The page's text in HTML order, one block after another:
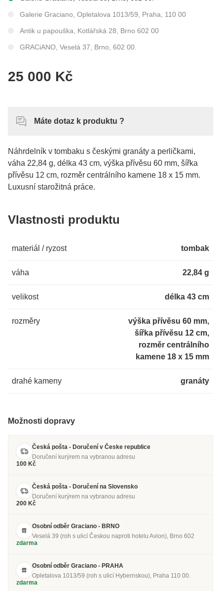
Galerie Graciano, Opletalova 1013/59, Praha, 110 00
Antik u papouška, Kotlářská 28, Brno 602 00
GRACiANO, Veselá 37, Brno, 602 00.
25 000 Kč
Máte dotaz k produktu ?
Náhrdelník v tombaku s českými granáty a perličkami,
váha 22,84 g, délka 43 cm, výška přívěsu 60 mm, šířka
přívěsu 12 cm, rozměr centrálního kamene 18 x 15 mm.
Luxusní starožitná práce.
Vlastnosti produktu
materiál / ryzost tombak
váha 22,84 g
velikost délka 43 cm
rozměry
výška přívěsu 60 mm,
šířka přívěsu 12 cm,
rozměr centrálního
kamene 18 x 15 mm
drahé kameny granáty
Možnosti dopravy
Česká pošta - Doručení v Česke republice
Doručení kurýrem na vybranou adresu
100 Kč
Česká pošta - Doručení na Slovensko
Doručení kurýrem na vybranou adresu
200 Kč
Osobní odběr Graciano - BRNO
Veselá 39 (roh s ulicí Českou naproti hotelu Avion), Brno 602
zdarma
Osobní odběr Graciano - PRAHA
Opletalova 1013/59 (roh s ulicí Hybernskou), Praha 110 00.
zdarma